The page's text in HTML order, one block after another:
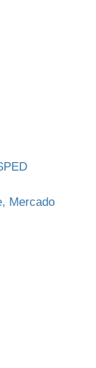
Mercado